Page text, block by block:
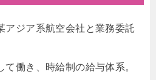
アジア系航空会社と業務委託
働き、時給制の給与体系。